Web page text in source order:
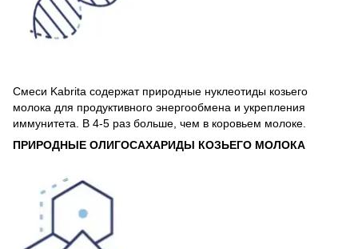
Смеси Kabrita содержат природные нуклеотиды козьего
молока для продуктивного энергообмена и укрепления
иммунитета. В 4-5 раз больше, чем в коровьем молоке.
ПРИРОДНЫЕ ОЛИГОСАХАРИДЫ КОЗЬЕГО МОЛОКА